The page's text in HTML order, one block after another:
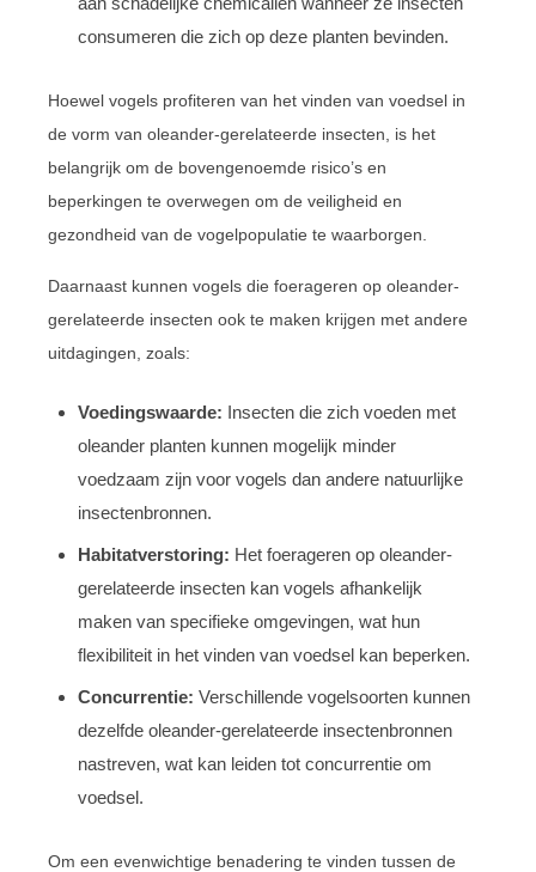
consumeren die zich op deze planten bevinden.
Hoewel vogels profiteren van het vinden van voedsel in
de vorm van oleander-gerelateerde insecten, is het
belangrijk om de bovengenoemde risico’s en
beperkingen te overwegen om de veiligheid en
gezondheid van de vogelpopulatie te waarborgen.
Daarnaast kunnen vogels die foerageren op oleander-
gerelateerde insecten ook te maken krijgen met andere
uitdagingen, zoals:
Voedingswaarde: Insecten die zich voeden met
oleander planten kunnen mogelijk minder
voedzaam zijn voor vogels dan andere natuurlijke
insectenbronnen.
Habitatverstoring: Het foerageren op oleander-
gerelateerde insecten kan vogels afhankelijk
maken van specifieke omgevingen, wat hun
flexibiliteit in het vinden van voedsel kan beperken.
Concurrentie: Verschillende vogelsoorten kunnen
dezelfde oleander-gerelateerde insectenbronnen
nastreven, wat kan leiden tot concurrentie om
voedsel.
Om een evenwichtige benadering te vinden tussen de